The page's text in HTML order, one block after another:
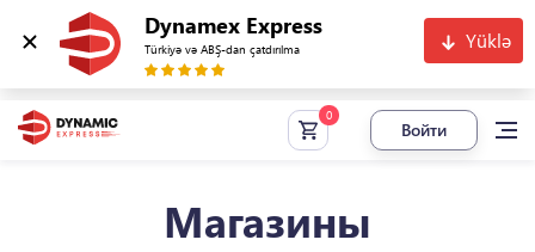
Dynamex Express
Türkiyə və ABŞ-dan çatdırılma Yüklə
Войти
Магазины